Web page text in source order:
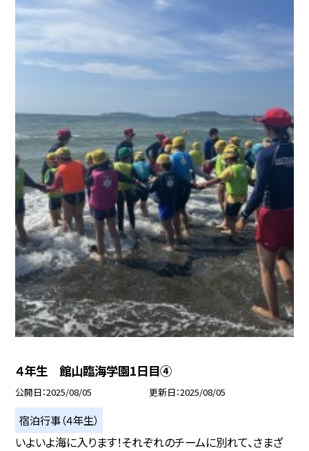
４年生 館山臨海学園1日目④
公開日 2025/08/05 更新日 2025/08/05
宿泊行事（４年生）
いよいよ海に入ります！それぞれのチームに別れて、さまざ